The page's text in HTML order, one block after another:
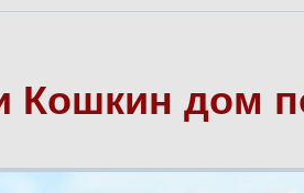
Кошкин дом